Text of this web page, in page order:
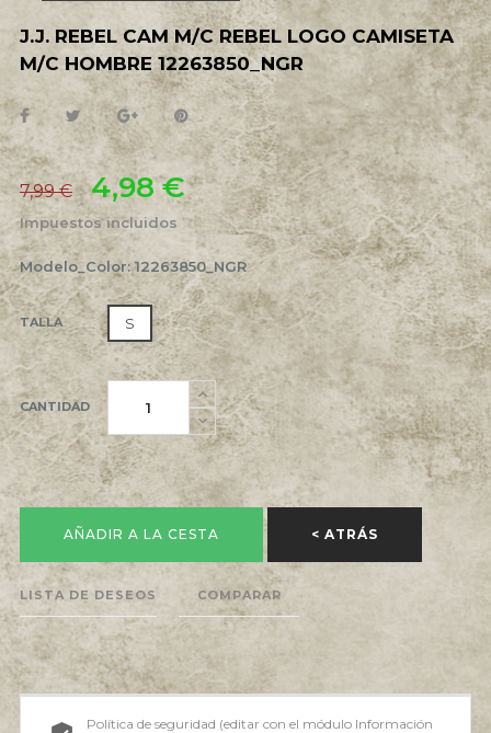
J.J. REBEL CAM M/C REBEL LOGO CAMISETA
M/C HOMBRE 12263850_NGR
7,99 € 4,98 €
Impuestos incluidos
Modelo_Color: 12263850_NGR
TALLA S
CANTIDAD
AÑADIR A LA CESTA < ATRÁS
LISTA DE DESEOS COMPARAR
Política de seguridad (editar con el módulo Información